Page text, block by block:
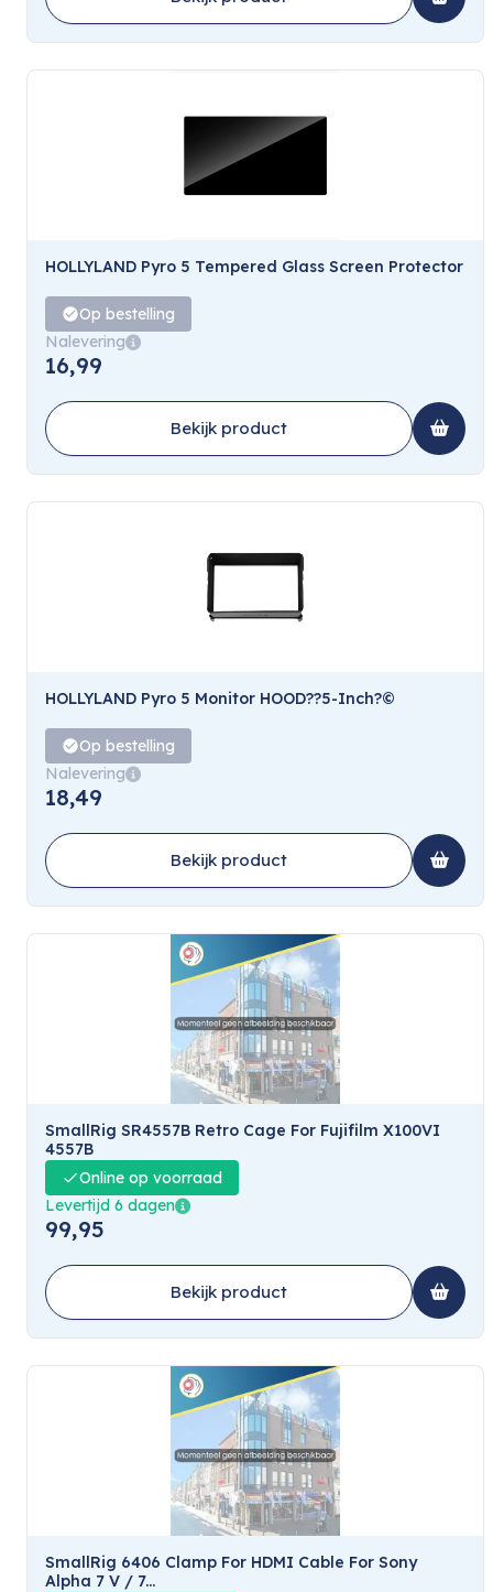
HOLLYLAND Pyro 5 Tempered Glass Screen Protector
Op bestelling
Nalevering
16,99
Bekijk product
HOLLYLAND Pyro 5 Monitor HOOD??5-Inch?©
Op bestelling
Nalevering
18,49
Bekijk product
SmallRig SR4557B Retro Cage For Fujifilm X100VI
4557B
Online op voorraad
Levertijd 6 dagen
99,95
Bekijk product
SmallRig 6406 Clamp For HDMI Cable For Sony
Alpha 7 V / 7...